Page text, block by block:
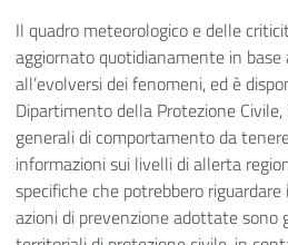
Il quadro meteorologico e delle
aggiornato quotidianamente in
all’evolversi dei fenomeni, ed è
Dipartimento della Protezione Civile
generali di comportamento da
informazioni sui livelli di allerta
specifiche che potrebbero
azioni di prevenzione adottate